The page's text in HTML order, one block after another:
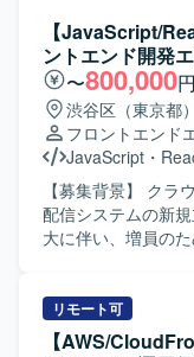
【JavaScript/
ントエンド開発
〜800,000
渋谷区（東京都）
フロントエンド
JavaScript ・
【募集背景】 クラ
配信システムの新
大に伴い、増員のため募集
HTML/CSS/
SSRのWebサイト
リモート可
【AWS/